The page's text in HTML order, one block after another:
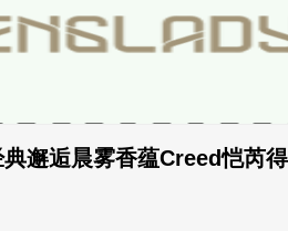
邂逅晨雾香蕴Creed恺芮